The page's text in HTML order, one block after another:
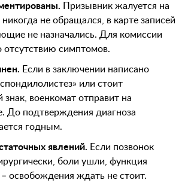
Призывник жалуется на
не обращался, в карте записей
не назначались. Для комиссии
отсутствию симптомов.
Если в заключении написано
или стоит
знак, военкомат отправит на
До подтверждения диагноза
годным.
явлений. Если позвонок
боли ушли, функция
– освобождения ждать не стоит.